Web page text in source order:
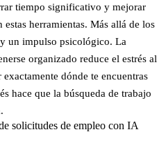
tiempo significativo y mejorar
herramientas. Más allá de los
un impulso psicológico. La
organizado reduce el estrés al
exactamente dónde te encuentras
hace que la búsqueda de trabajo
solicitudes de empleo con IA